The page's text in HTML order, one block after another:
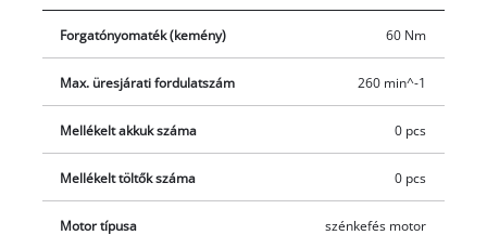
szerszámtartójával és magas, 60 Nm-es forgatónyomatékával a
racsnis csavarhúzó még a szorosabban rögzült csavarokat is
mindössze egy kapcsolóváltással átállíthatja, a fokozatmentes
fordulatszám-szabályozó elektronika pedig segít abban, hogy
mindig a munka elvégzéséhez szükséges fordulatszámon
tudjon dolgozni. Nagy méretű kapcsológombbal a maximális
ergonómia és könnyű használat érdekében. Az integrált LED
Forgatónyomaték (kemény) 60 Nm
Max. üresjárati fordulatszám 260 min^-1
Mellékelt akkuk száma 0 pcs
Mellékelt töltők száma 0 pcs
Motor típusa szénkefés motor